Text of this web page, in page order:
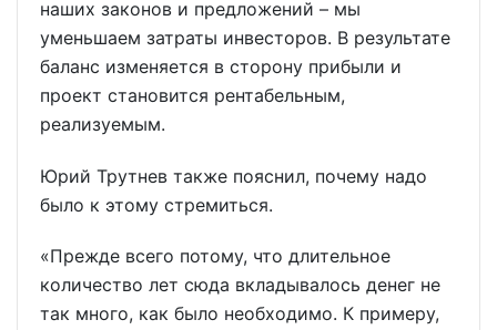
наших законов и предложений – мы
уменьшаем затраты инвесторов. В результате
баланс изменяется в сторону прибыли и
проект становится рентабельным,
реализуемым.
Юрий Трутнев также пояснил, почему надо
было к этому стремиться.
«Прежде всего потому, что длительное
количество лет сюда вкладывалось денег не
так много, как было необходимо. К примеру,